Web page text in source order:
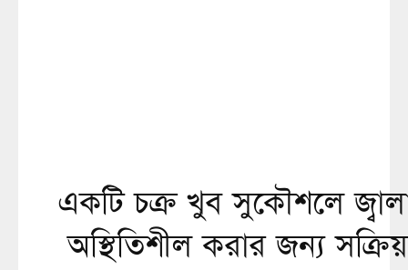
একটি চক্র খুব সুকৌশলে
অস্থিতিশীল করার জন্য সক্রিয়: